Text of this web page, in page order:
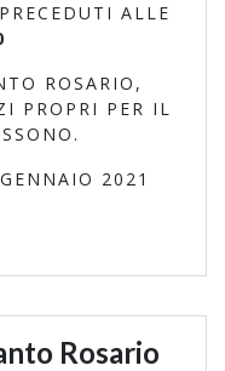
ALLE
ROSARIO,
PROPRI PER IL
2021
Rosario